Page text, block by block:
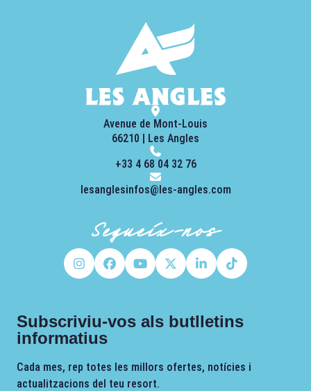
Avenue de Mont-Louis
66210 | Les Angles
+33 4 68 04 32 76
lesanglesinfos@les-angles.com
Segueix-nos
Subscriviu-vos als butlletins
informatius
Cada mes, rep totes les millors ofertes, notícies i
actualitzacions del teu resort.